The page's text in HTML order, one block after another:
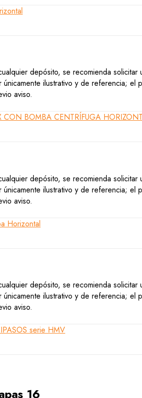
depósito, se recomienda
ilustrativo y de referencia;
aviso.
depósito, se recomienda
ilustrativo y de referencia;
aviso.
depósito, se recomienda
ilustrativo y de referencia;
aviso.
16